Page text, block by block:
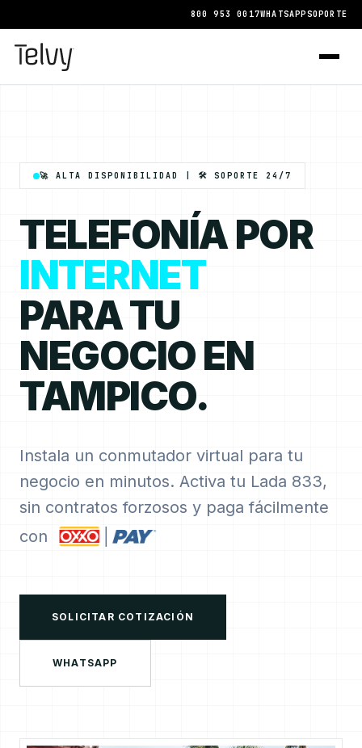
800 953 0017WHATSAPPSOPORTE
🚀 ALTA DISPONIBILIDAD | 🛠️ SOPORTE 24/7
TELEFONÍA POR
INTERNET
PARA TU
NEGOCIO EN
TAMPICO.
Instala un conmutador virtual para tu
negocio en minutos. Activa tu Lada 833,
sin contratos forzosos y paga fácilmente
con
SOLICITAR COTIZACIÓN
WHATSAPP